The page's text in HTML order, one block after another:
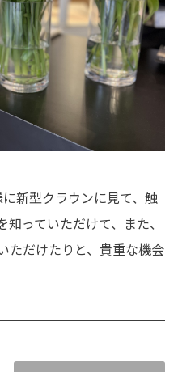
新型クラウンに見て、触
っていただけて、また、
ただけたりと、貴重な機会